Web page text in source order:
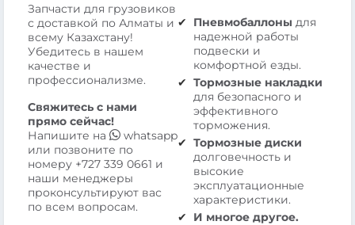
Запчасти для грузовиков
с доставкой по Алматы и
всему Казахстану!
Убедитесь в нашем
качестве и
профессионализме.
Свяжитесь с нами
прямо сейчас!
Напишите на
whatsapp
или позвоните по
номеру +727 339 0661 и
наши менеджеры
проконсультируют вас
по всем вопросам.
Пневмобаллоны для
надежной работы
подвески и
комфортной езды.
Тормозные накладки
для безопасного и
эффективного
торможения.
Тормозные диски
долговечность и
высокие
эксплуатационные
характеристики.
И многое другое.